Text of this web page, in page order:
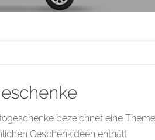
bezeichnet eine
Geschenkideen enthält.